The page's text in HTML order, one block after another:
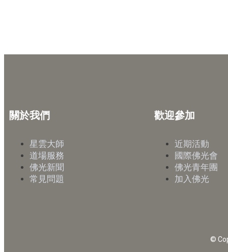
關於我們
星雲大師
道場服務
佛光新聞
常見問題
歡迎參加
近期活動
國際佛光會
佛光青年團
加入佛光
©